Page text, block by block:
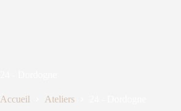
Accueil Ateliers